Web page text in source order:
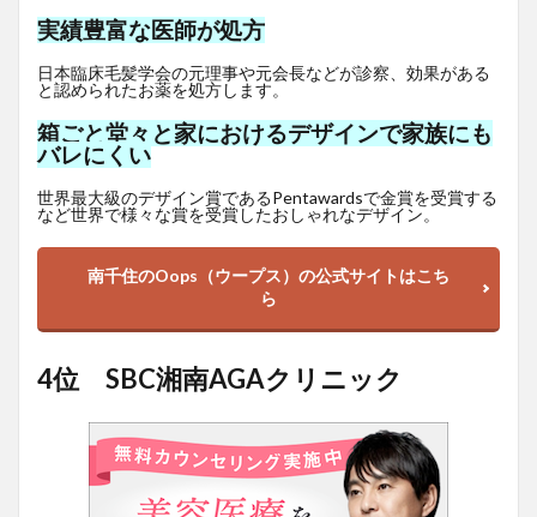
実績豊富な医師が処方
日本臨床毛髪学会の元理事や元会長などが診察、効果がある
と認められたお薬を処方します。
箱ごと堂々と家におけるデザインで家族にも
バレにくい
世界最大級のデザイン賞であるPentawardsで金賞を受賞する
など世界で様々な賞を受賞したおしゃれなデザイン。
南千住のOops（ウープス）の公式サイトはこち
ら
4位 SBC湘南AGAクリニック